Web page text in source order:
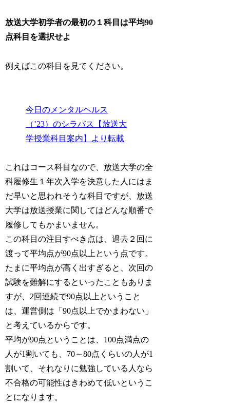
放送大学初学者の最初の１科目は平均90
点科目を選択せよ
例えばこの科目を見てください。
今日のメンタルヘルス
（’23）のシラバス【放送大
学授業科目案内】より転載
これはコース科目なので、放送大学の全
科履修生１年次入学を決意した人にはま
だ早いと思われそうな科目ですが、放送
大学は放送授業に関してはどんな順番で
履修してもかまいません。
この科目の注目すべき点は、過去２回に
渡って平均点が90点以上という点です。
たまに平均点が高く出すぎると、次回の
試験を難解にするといったこともありま
すが、2回連続で90点以上ということ
は、運営側は「90点以上でかまわない」
と考えているからです。
平均が90点ということは、100点満点の
人が1割いても、70～80点くらいの人が1
割いて、それなりに勉強している人なら
不合格の可能性はきわめて低いというこ
とになります。